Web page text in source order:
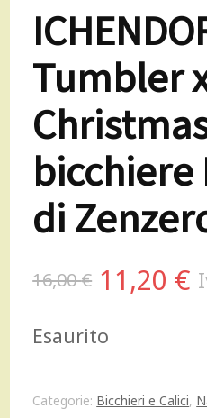
Tumbler
bicchiere
di
16,00€ Il
era:
11,20 € Il
Esaurito
Categorie: Bicchieri e Calici,